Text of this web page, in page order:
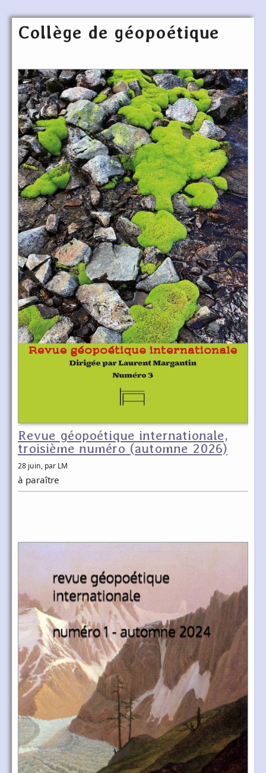
Collège de géopoétique
Articles les plus récents
Revue géopoétique internationale,
troisième numéro (automne 2026)
28 juin, par LM
à paraître